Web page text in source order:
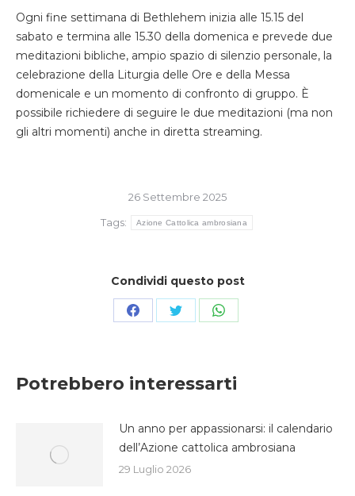
Ogni fine settimana di Bethlehem inizia alle 15.15 del
sabato e termina alle 15.30 della domenica e prevede due
meditazioni bibliche, ampio spazio di silenzio personale, la
celebrazione della Liturgia delle Ore e della Messa
domenicale e un momento di confronto di gruppo. È
possibile richiedere di seguire le due meditazioni (ma non
gli altri momenti) anche in diretta streaming.
26 Settembre 2025
Tags:
Azione Cattolica ambrosiana
Condividi questo post
CondividiCondividiCondividi
Potrebbero interessarti
Un anno per appassionarsi: il calendario
dell’Azione cattolica ambrosiana
29 Luglio 2026